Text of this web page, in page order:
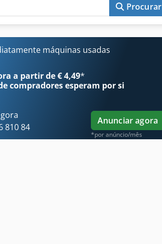
Procurar
máquinas usadas
a partir de € 4,49*
compradoresesperam por si
810 84
Anunciar agora
*por anúncio/mês